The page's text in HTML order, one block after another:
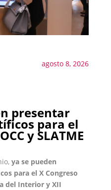
agosto 8, 2026
presentar
para el
y SLATME
ya se pueden
para el X Congreso
del Interior y XII